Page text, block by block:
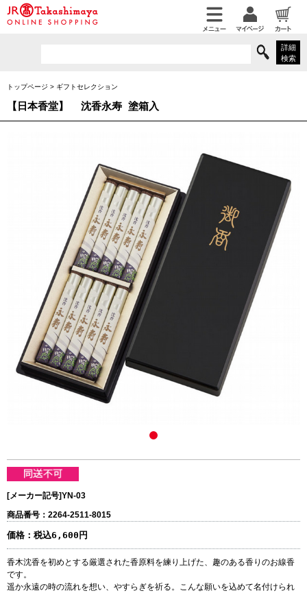
詳細
検索
トップページ > ギフトセレクション
【日本香堂】 沈香永寿 塗箱入
[メーカー記号]YN-03
商品番号：2264-2511-8015
価格： 税込6,600円
香木沈香を初めとする厳選された香原料を練り上げた、趣のある香りのお線香
です。
遥か永遠の時の流れを想い、やすらぎを祈る。こんな願いを込めて名付けられ